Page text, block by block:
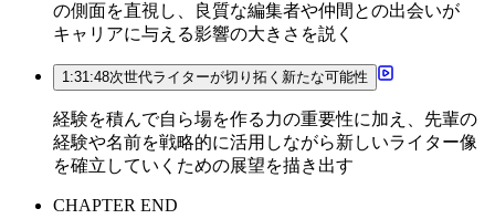
の側面を直視し、良質な編集者や仲間との出会いが
キャリアに与える影響の大きさを説く
1:31:48次世代ライターが切り拓く新たな可能性
経験を積んで自ら場を作る力の重要性に加え、先輩の
経験や名前を戦略的に活用しながら新しいライター像
を確立していくための展望を描き出す
CHAPTER END